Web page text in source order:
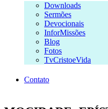
Downloads
Sermões
Devocionais
InforMissões
Blog
Fotos
TvCristoeVida
Contato